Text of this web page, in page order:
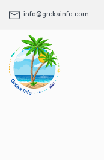
info@grckainfo.com